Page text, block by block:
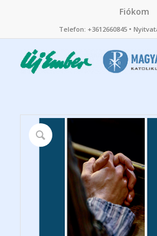
Fiókom
Telefon: +3612660845 •